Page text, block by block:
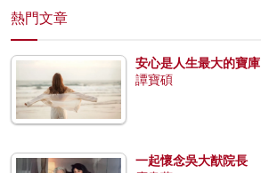
熱門文章
安心是人生最大的寶庫
譚寶碩
一起懷念吳大猷院長